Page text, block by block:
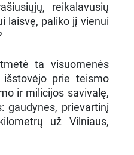
reikalavusių
laisvę, paliko jį vienui
ta visuomenės
prie teismo
ir milicijos savivalę,
gaudynes, prievartinį
už Vilniaus,